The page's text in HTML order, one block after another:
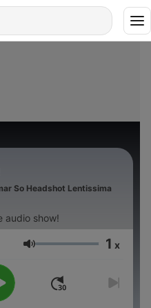
So Headshot Lentissima
audio show!
Volym 1 x